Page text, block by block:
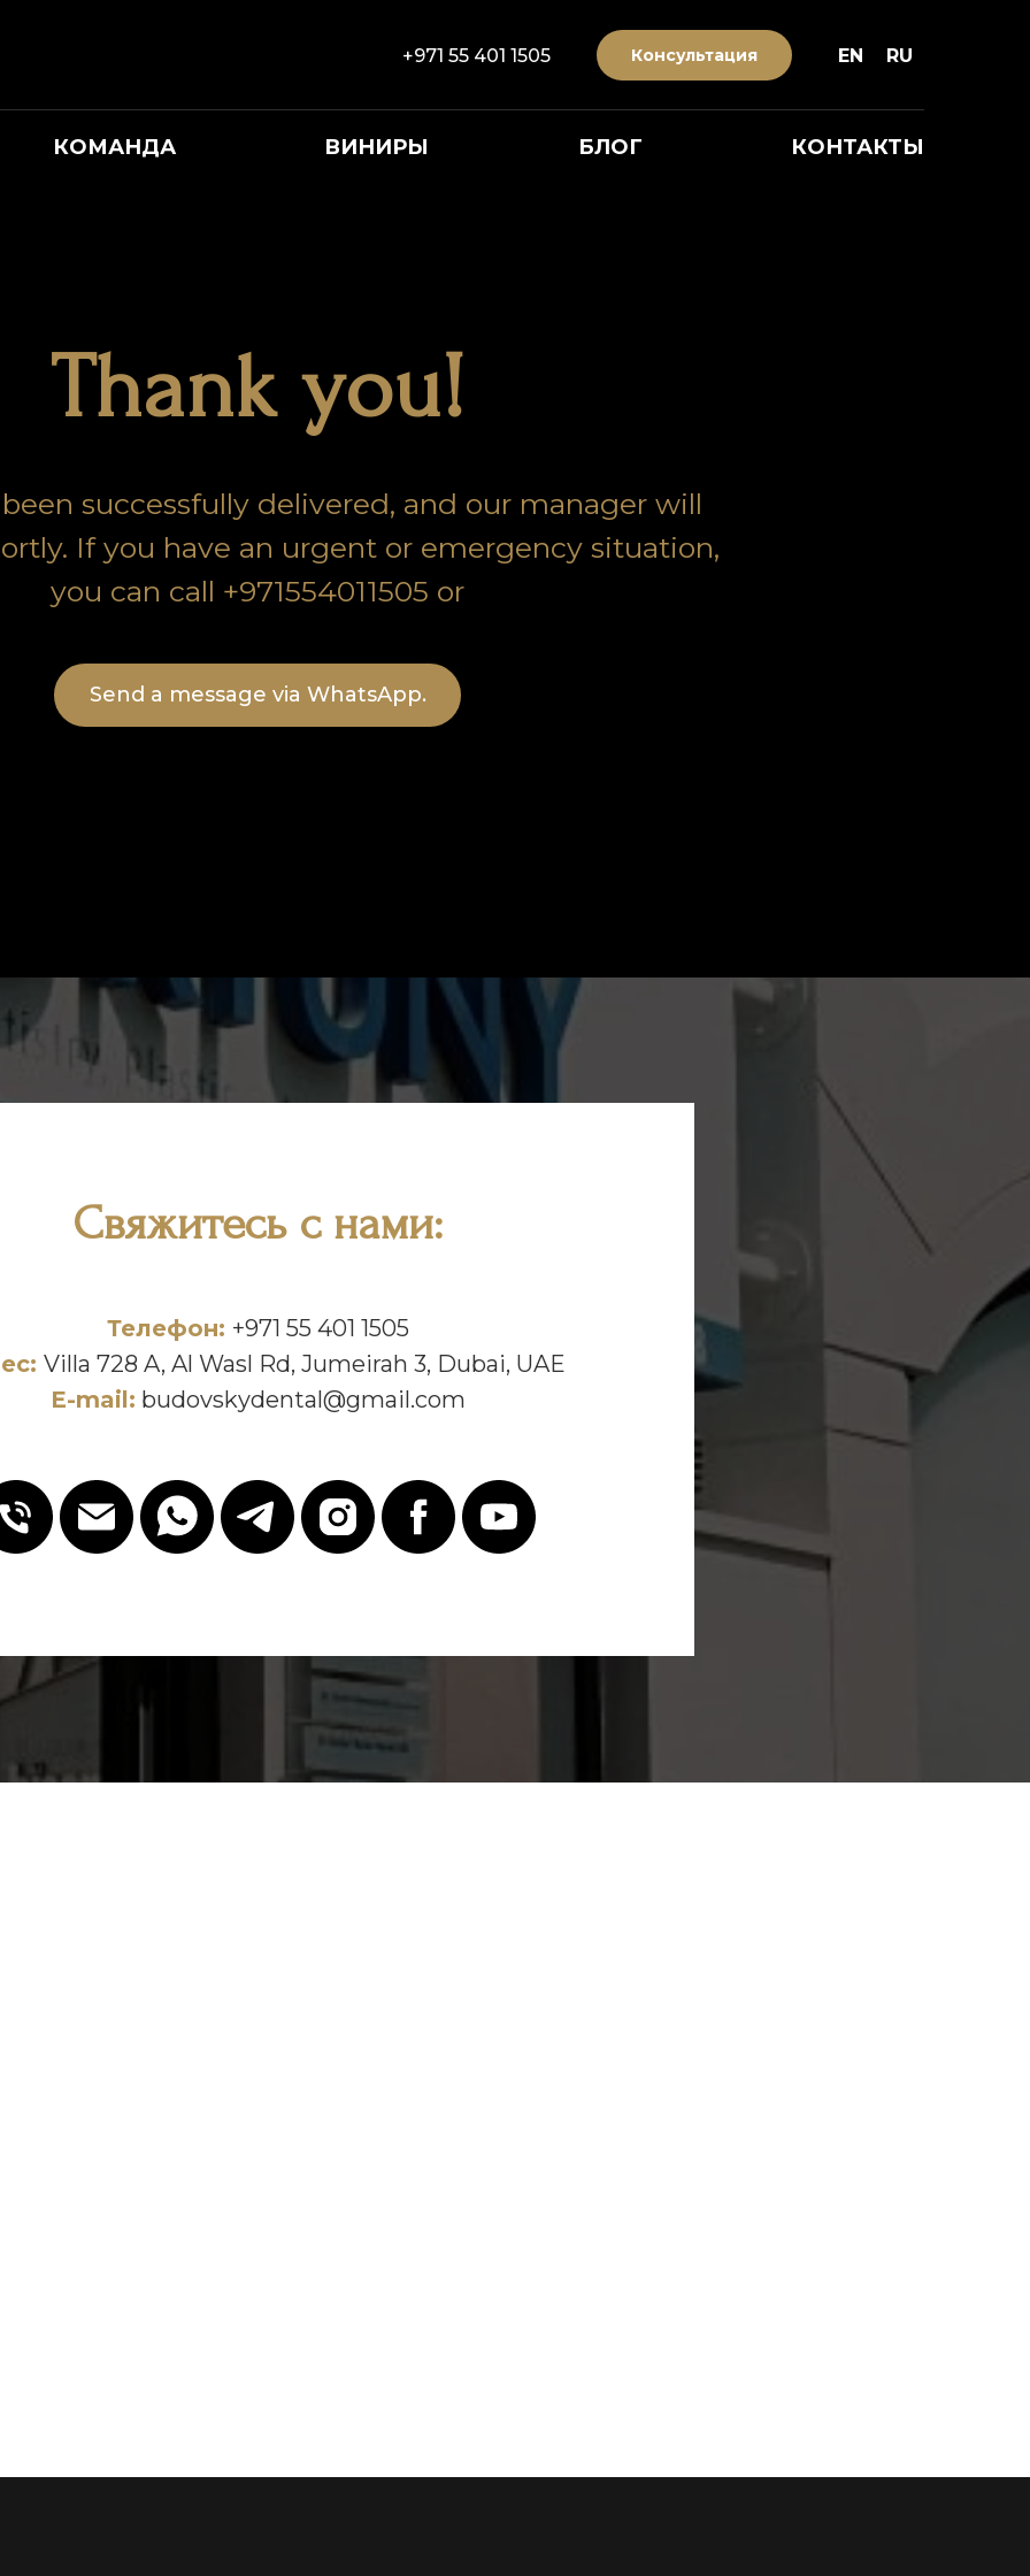
+971 55 401 1505 Консультация EN RU
КОМАНДА ВИНИРЫ БЛОГ КОНТАКТЫ
successfully delivered, and our manager will
If you have an urgent or emergency situation,
you can call +971554011505 or
Thank you!
Send a message via WhatsApp.
Свяжитесь с нами:
Телефон: +971 55 401 1505
Villa 728 A, Al Wasl Rd, Jumeirah 3, Dubai, UAE
E-mail: budovskydental@gmail.com